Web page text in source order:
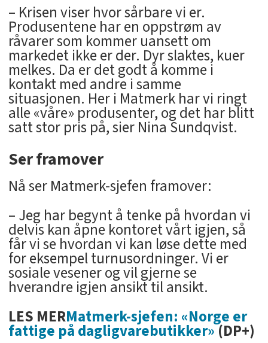
– Krisen viser hvor sårbare vi er.
Produsentene har en oppstrøm av
råvarer som kommer uansett om
markedet ikke er der. Dyr slaktes, kuer
melkes. Da er det godt å komme i
kontakt med andre i samme
situasjonen. Her i Matmerk har vi ringt
alle «våre» produsenter, og det har blitt
satt stor pris på, sier Nina Sundqvist.
Ser framover
Nå ser Matmerk-sjefen framover:
– Jeg har begynt å tenke på hvordan vi
delvis kan åpne kontoret vårt igjen, så
får vi se hvordan vi kan løse dette med
for eksempel turnusordninger. Vi er
sosiale vesener og vil gjerne se
hverandre igjen ansikt til ansikt.
LES MERMatmerk-sjefen: «Norge er
fattige på dagligvarebutikker»(DP+)